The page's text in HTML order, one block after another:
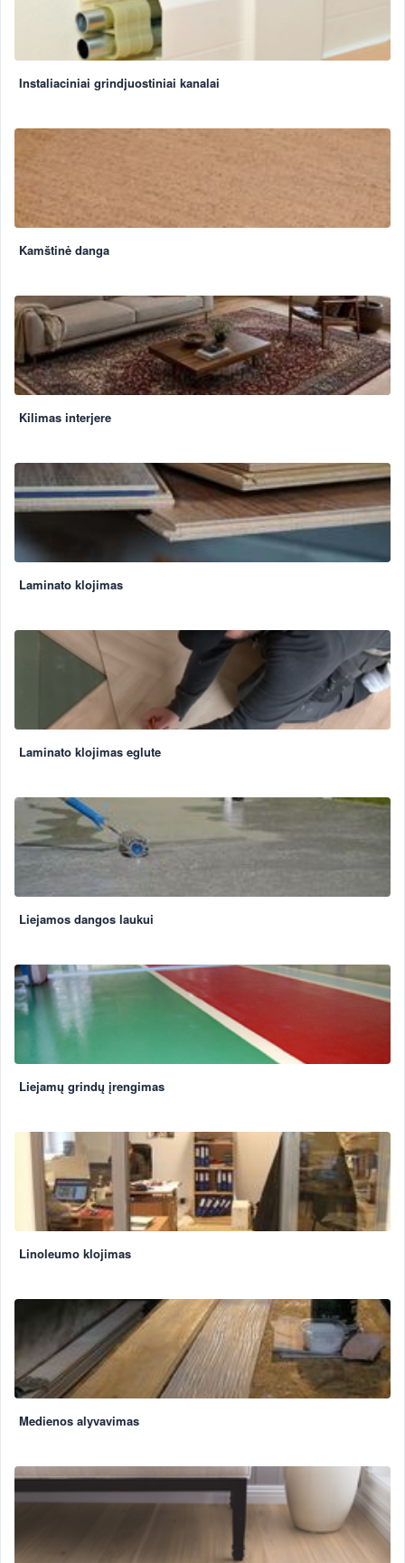
Instaliaciniai grindjuostiniai kanalai
Kamštinė danga
Kilimas interjere
Laminato klojimas
Laminato klojimas eglute
Liejamos dangos laukui
Liejamų grindų įrengimas
Linoleumo klojimas
Medienos alyvavimas